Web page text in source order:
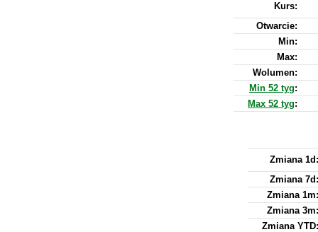
Kurs:
Otwarcie:
Min:
Max:
Wolumen:
Min 52 tyg:
Max 52 tyg:
Zmiana 1d:
Zmiana 7d:
Zmiana 1m:
Zmiana 3m:
Zmiana YTD: